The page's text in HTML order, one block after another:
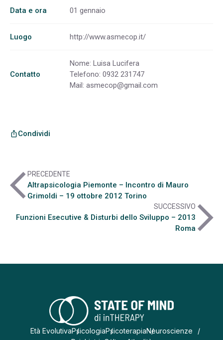
Data e ora 01 gennaio
Luogo http://www.asmecop.it/
Contatto
Nome: Luisa Lucifera
Telefono: 0932 231747
Mail: asmecop@gmail.com
ios_shareCondividi
arrow_back_iosPRECEDENTE
Altrapsicologia Piemonte – Incontro di Mauro
Grimoldi – 19 ottobre 2012 Torino
SUCCESSIVO
Funzioni Esecutive & Disturbi dello Sviluppo – 2013
Romaarrow_forward_ios
Età EvolutivaPsicologiaPsicoterapiaNeuroscienze